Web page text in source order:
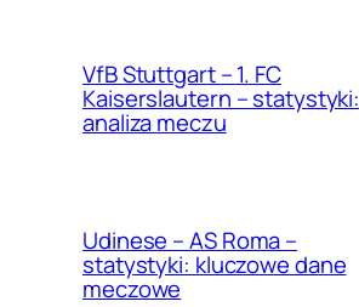
VfB Stuttgart – 1. FC
Kaiserslautern – statystyki:
analiza meczu
Udinese – AS Roma –
statystyki: kluczowe dane
meczowe